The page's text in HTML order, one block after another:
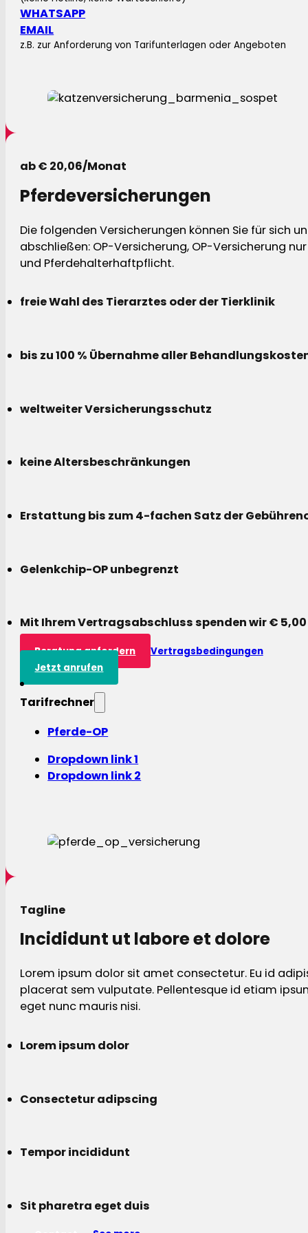
WHATSAPP
EMAIL
z.B. zur Anforderung von Tarifunterlagen oder Angeboten
ab € 20,06/Monat
Pferdeversicherungen
Die folgenden Versicherungen können Sie für sich
abschließen: OP-Versicherung, OP-Versicherung
und Pferdehalterhaftpflicht.
freie Wahl des Tierarztes oder der Tierklinik
bis zu 100 % Übernahme aller
weltweiter Versicherungsschutz
keine Altersbeschränkungen
Erstattung bis zum 4-fachen Satz der
Gelenkchip-OP unbegrenzt
Mit Ihrem Vertragsabschluss spenden wir €
Beratung anfordern
Vertragsbedingungen
Jetzt anrufen
Tarifrechner
Pferde-OP
Dropdown link 1
Dropdown link 2
Tagline
Incididunt ut labore et dolore
Lorem ipsum dolor sit amet consectetur. Eu id
placerat sem vulputate. Pellentesque id etiam
eget nunc mauris nisi.
Lorem ipsum dolor
Consectetur adipscing
Tempor incididunt
Sit pharetra eget duis